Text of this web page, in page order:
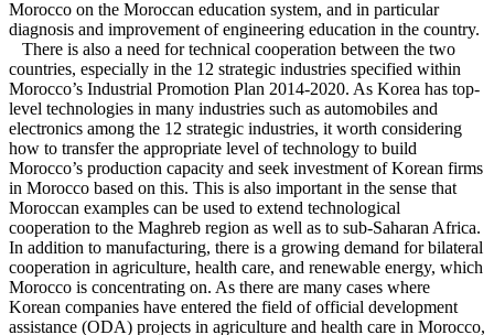
Morocco on the Moroccan education system, and in particular
diagnosis and improvement of engineering education in the country.
There is also a need for technical cooperation between the two
countries, especially in the 12 strategic industries specified within
Morocco’s Industrial Promotion Plan 2014-2020. As Korea has top-
level technologies in many industries such as automobiles and
electronics among the 12 strategic industries, it worth considering
how to transfer the appropriate level of technology to build
Morocco’s production capacity and seek investment of Korean firms
in Morocco based on this. This is also important in the sense that
Moroccan examples can be used to extend technological
cooperation to the Maghreb region as well as to sub-Saharan Africa.
In addition to manufacturing, there is a growing demand for bilateral
cooperation in agriculture, health care, and renewable energy, which
Morocco is concentrating on. As there are many cases where
Korean companies have entered the field of official development
assistance (ODA) projects in agriculture and health care in Morocco,